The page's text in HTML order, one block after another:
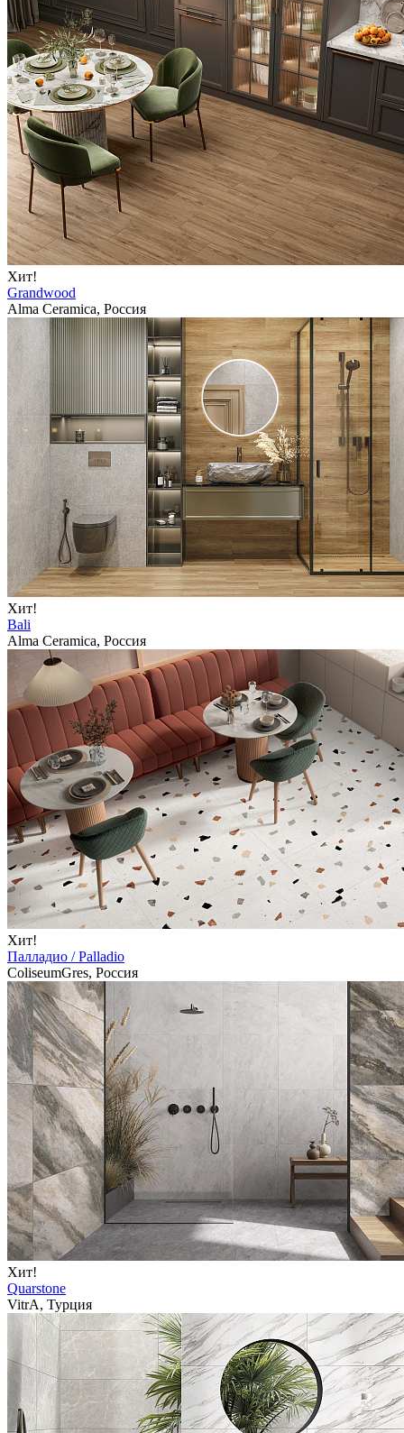
Хит!
Grandwood
Alma Ceramica, Россия
Хит!
Bali
Alma Ceramica, Россия
Хит!
Палладио / Palladio
ColiseumGres, Россия
Хит!
Quarstone
VitrA, Турция